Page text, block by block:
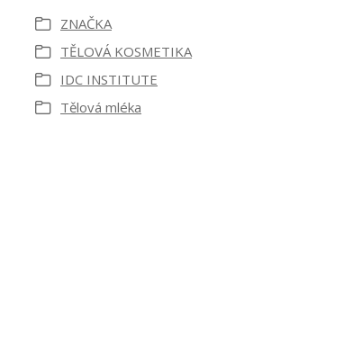
ZNAČKA
TĚLOVÁ KOSMETIKA
IDC INSTITUTE
Tělová mléka